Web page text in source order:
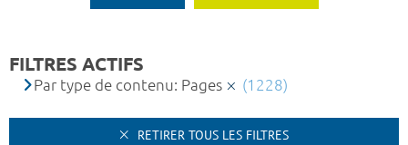
FILTRES ACTIFS
Par type de contenu: Pages (1228)
RETIRER TOUS LES FILTRES